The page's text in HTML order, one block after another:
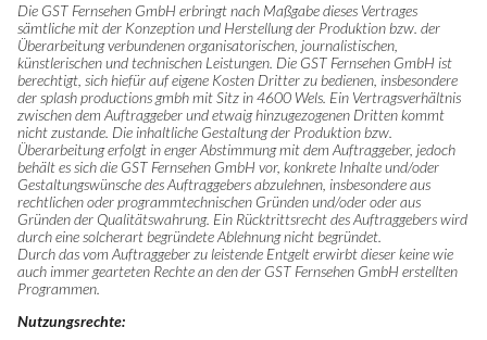
Die GST Fernsehen GmbH erbringt nach Maßgabe dieses Vertrages
sämtliche mit der Konzeption und Herstellung der Produktion bzw. der
Überarbeitung verbundenen organisatorischen, journalistischen,
künstlerischen und technischen Leistungen. Die GST Fernsehen GmbH ist
berechtigt, sich hiefür auf eigene Kosten Dritter zu bedienen, insbesondere
der splash productions gmbh mit Sitz in 4600 Wels. Ein Vertragsverhältnis
zwischen dem Auftraggeber und etwaig hinzugezogenen Dritten kommt
nicht zustande. Die inhaltliche Gestaltung der Produktion bzw.
Überarbeitung erfolgt in enger Abstimmung mit dem Auftraggeber, jedoch
behält es sich die GST Fernsehen GmbH vor, konkrete Inhalte und/oder
Gestaltungswünsche des Auftraggebers abzulehnen, insbesondere aus
rechtlichen oder programmtechnischen Gründen und/oder oder aus
Gründen der Qualitätswahrung. Ein Rücktrittsrecht des Auftraggebers wird
durch eine solcherart begründete Ablehnung nicht begründet.
Durch das vom Auftraggeber zu leistende Entgelt erwirbt dieser keine wie
auch immer gearteten Rechte an den der GST Fernsehen GmbH erstellten
Programmen.
Nutzungsrechte: